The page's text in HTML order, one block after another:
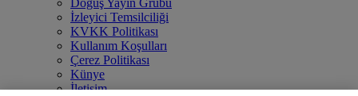
İzleyici Temsilciliği
KVKK Politikası
Kullanım Koşulları
Çerez Politikası
Künye
İletişim